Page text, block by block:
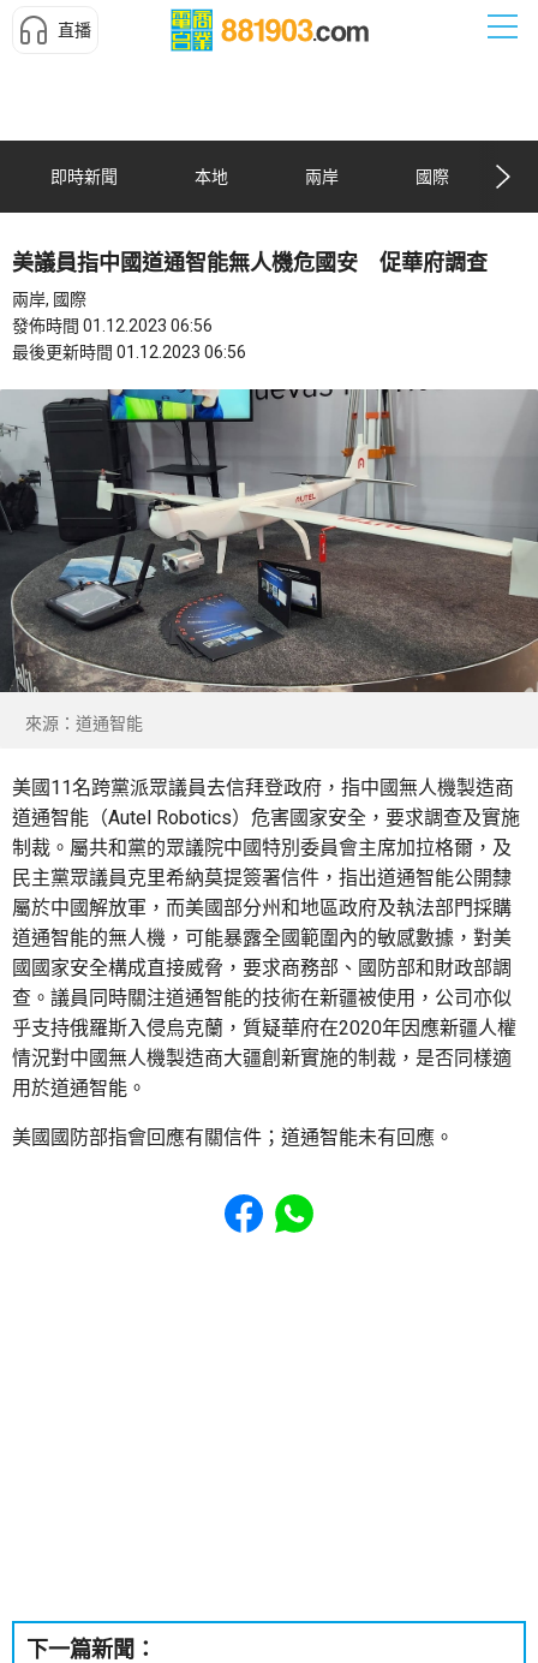
直播
即時新聞 本地 兩岸 國際
美議員指中國道通智能無人機危國安 促華府調查
兩岸, 國際
發佈時間 01.12.2023 06:56
最後更新時間 01.12.2023 06:56
來源：道通智能
美國11名跨黨派眾議員去信拜登政府，指中國無人機製造商
道通智能（Autel Robotics）危害國家安全，要求調查及實施
制裁。屬共和黨的眾議院中國特別委員會主席加拉格爾，及
民主黨眾議員克里希納莫提簽署信件，指出道通智能公開隸
屬於中國解放軍，而美國部分州和地區政府及執法部門採購
道通智能的無人機，可能暴露全國範圍內的敏感數據，對美
國國家安全構成直接威脅，要求商務部、國防部和財政部調
查。議員同時關注道通智能的技術在新疆被使用，公司亦似
乎支持俄羅斯入侵烏克蘭，質疑華府在2020年因應新疆人權
情況對中國無人機製造商大疆創新實施的制裁，是否同樣適
用於道通智能。
美國國防部指會回應有關信件；道通智能未有回應。
Share to Facebook
Share to WhatsApp
下一篇新聞：